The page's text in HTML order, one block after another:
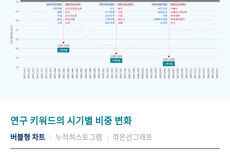
연구 키워드의 시기별 비중 변화
버블형 차트 누적히스토그램 꺾은선그래프